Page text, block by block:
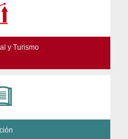
y Turismo